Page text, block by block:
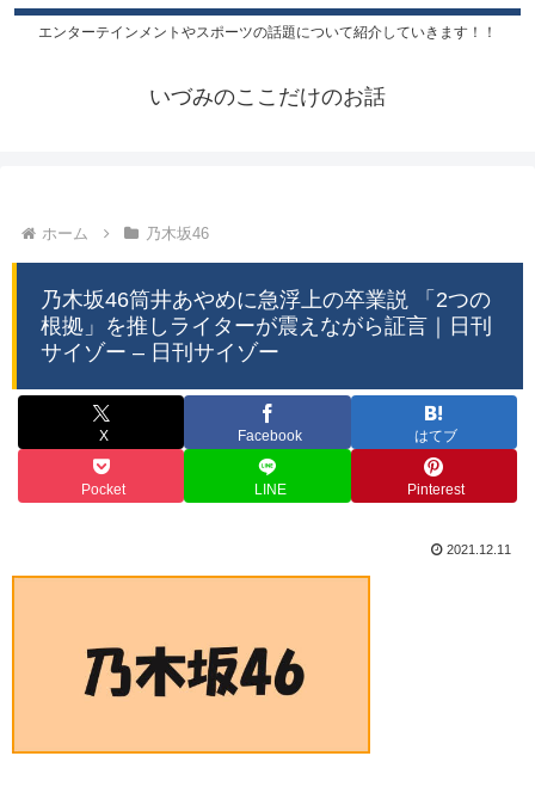
エンターテインメントやスポーツの話題について紹介していきます！！
いづみのここだけのお話
ホーム 乃木坂46
乃木坂46筒井あやめに急浮上の卒業説 「2つの
根拠」を推しライターが震えながら証言｜日刊
サイゾー – 日刊サイゾー
X Facebook はてブ
Pocket LINE Pinterest
2021.12.11